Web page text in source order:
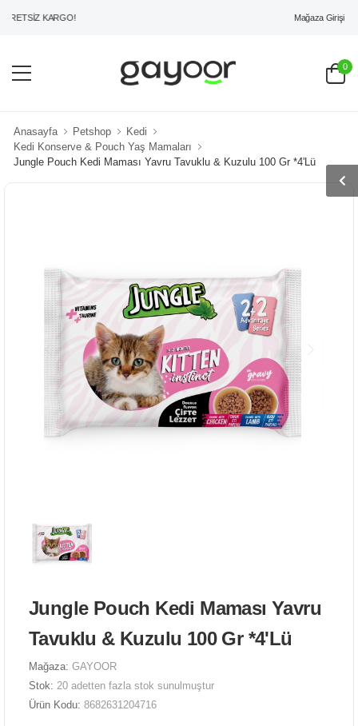
KARGO! Mağaza Girişi
0
Anasayfa Petshop
Kedi
Kedi Konserve & Pouch Yaş Mamaları
Jungle Pouch Kedi Maması Yavru Tavuklu & Kuzulu 100 Gr *4'Lü
Jungle Pouch Kedi Maması Yavru
Tavuklu & Kuzulu 100 Gr *4'Lü
Mağaza: GAYOOR
Stok: 20 adetten fazla stok sunulmuştur
Ürün Kodu: 8682631204716